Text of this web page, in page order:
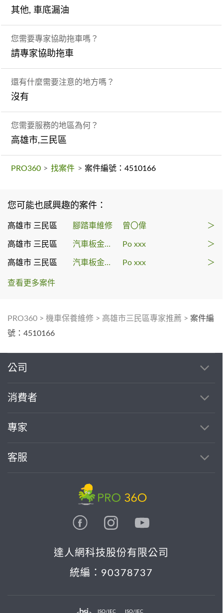
其他, 車底漏油
您需要專家協助拖車嗎？
請專家協助拖車
還有什麼需要注意的地方嗎？
沒有
您需要服務的地區為何？
高雄市,三民區
PRO360 > 找案件 > 案件編號：4510166
您可能也感興趣的案件：
高雄市 三民區 腳踏車維修 曾〇偉 ＞
高雄市 三民區 汽車板金烤漆 Po xxx ＞
高雄市 三民區 汽車板金烤漆 Po xxx ＞
查看更多案件
PRO360 > 機車保養維修 > 高雄市三民區專家推薦 > 案件編
號：4510166
公司
消費者
專家
客服
達人網科技股份有限公司
統編：90378737
ISO/IEC ISO/IEC